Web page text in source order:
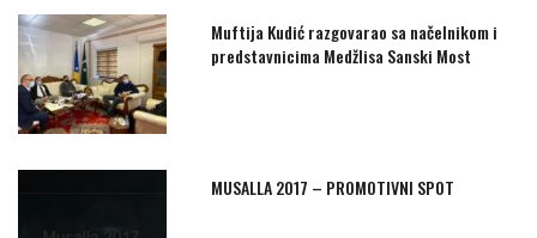
Muftija Kudić razgovarao sa načelnikom i
predstavnicima Medžlisa Sanski Most
MUSALLA 2017 – PROMOTIVNI SPOT